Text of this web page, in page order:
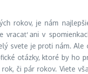
rokov, je nám
ani v
svete je proti nám.
otázky, ktoré by ho
či pár rokov. Viete